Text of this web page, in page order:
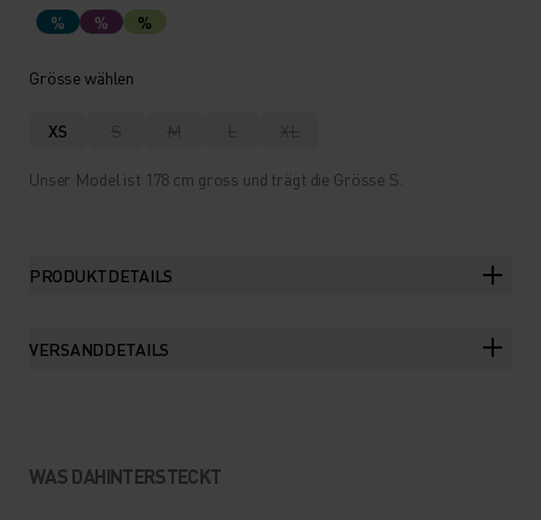
% % %
Grösse wählen
XS S M L XL
Unser Model ist 178 cm gross und trägt die Grösse S.
PRODUKTDETAILS
VERSANDDETAILS
WAS DAHINTERSTECKT